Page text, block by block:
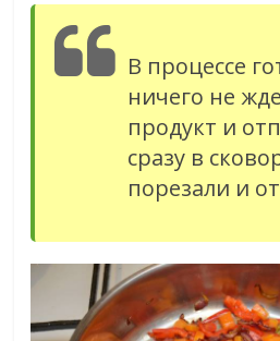
В процессе
ничего не
продукт и
сразу в
порезали и